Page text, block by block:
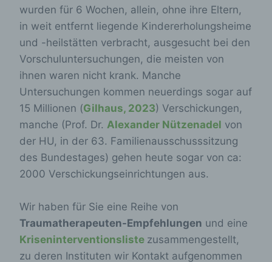
wurden für 6 Wochen, allein, ohne ihre Eltern,
in weit entfernt liegende Kindererholungsheime
und -heilstätten verbracht, ausgesucht bei den
Vorschuluntersuchungen, die meisten von
ihnen waren nicht krank. Manche
Untersuchungen kommen neuerdings sogar auf
15 Millionen (Gilhaus, 2023) Verschickungen,
manche (Prof. Dr. Alexander Nützenadel von
der HU, in der 63. Familienausschusssitzung
des Bundestages) gehen heute sogar von ca:
2000 Verschickungseinrichtungen aus.
Wir haben für Sie eine Reihe von
Traumatherapeuten-Empfehlungen und eine
Kriseninterventionsliste zusammengestellt,
zu deren Instituten wir Kontakt aufgenommen